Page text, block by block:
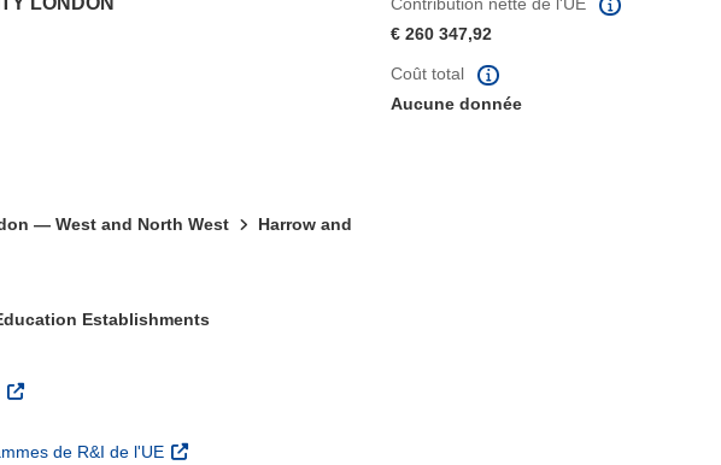
€ 260 347,92
— West and North West
Harrow and
Establishments
(s’ouvre dans une nouvelle fenêtre)
nouvelle fenêtre)
de R&I de l'UE (s’ouvre dans une nouvelle fenêtre)
Coût total
Aucune donnée